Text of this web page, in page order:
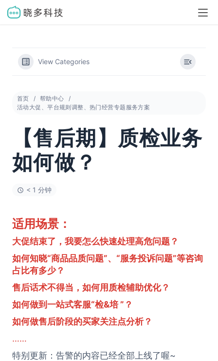
View Categories
首页
帮助中心
活动大促、平台规则调整、热门经营专题服务方案
【售后期】质检业务
如何做？
< 1 分钟
适用场景：
大促结束了，我要怎么快速处理高危问题？
如何知晓“商品品质问题”、“服务投诉问题”等咨询
占比有多少？
售后话术不得当，如何用 质检辅助优化？
如何做到一站式客服“检&培 ”？
如何做售后阶段的买家关注点分析？
……
特别更新：告警的内容已经全部上线了喔~